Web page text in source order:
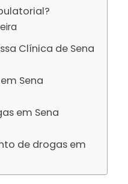
Clínica de Sena
Sena
em Sena
de drogas em